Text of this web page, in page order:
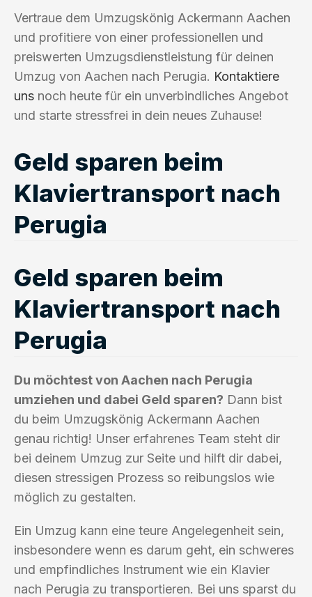
Vertraue dem Umzugskönig Ackermann Aachen
und profitiere von einer professionellen und
preiswerten Umzugsdienstleistung für deinen
Umzug von Aachen nach Perugia. Kontaktiere
uns noch heute für ein unverbindliches Angebot
und starte stressfrei in dein neues Zuhause!
Geld sparen beim
Klaviertransport nach
Perugia
Geld sparen beim
Klaviertransport nach
Perugia
Du möchtest von Aachen nach Perugia
umziehen und dabei Geld sparen? Dann bist
du beim Umzugskönig Ackermann Aachen
genau richtig! Unser erfahrenes Team steht dir
bei deinem Umzug zur Seite und hilft dir dabei,
diesen stressigen Prozess so reibungslos wie
möglich zu gestalten.
Ein Umzug kann eine teure Angelegenheit sein,
insbesondere wenn es darum geht, ein schweres
und empfindliches Instrument wie ein Klavier
nach Perugia zu transportieren. Bei uns sparst du